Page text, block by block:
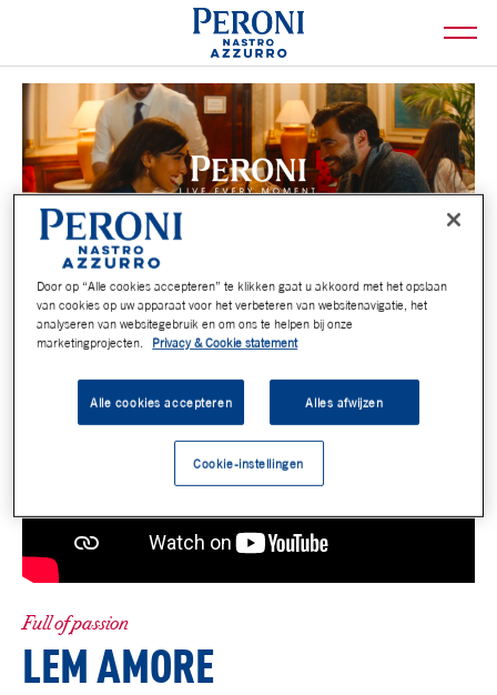
Full of passion
LEM AMORE
Door op “Alle cookies accepteren” te klikken gaat u akkoord met het opslaan
van cookies op uw apparaat voor het verbeteren van websitenavigatie, het
analyseren van websitegebruik en om ons te helpen bij onze
marketingprojecten.
Privacy & Cookie statement
Alle cookies accepteren Alles afwijzen
Cookie-instellingen